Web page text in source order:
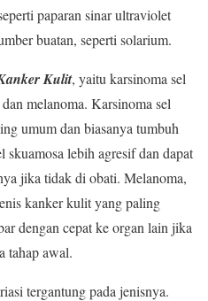
paparan sinar ultraviolet
buatan, seperti solarium.
Kulit, yaitu karsinoma sel
melanoma. Karsinoma sel
umum dan biasanya tumbuh
skuamosa lebih agresif dan dapat
jika tidak di obati. Melanoma,
kanker kulit yang paling
dengan cepat ke organ lain jika
tahap awal.
tergantung pada jenisnya.